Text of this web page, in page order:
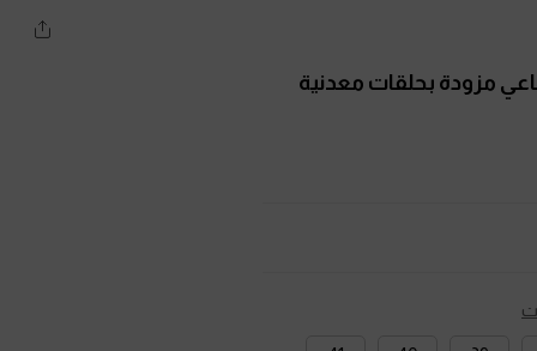
مزودة بحلقات معدنية